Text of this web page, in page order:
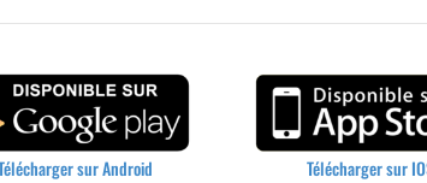
(32)
sur Android Télécharger sur